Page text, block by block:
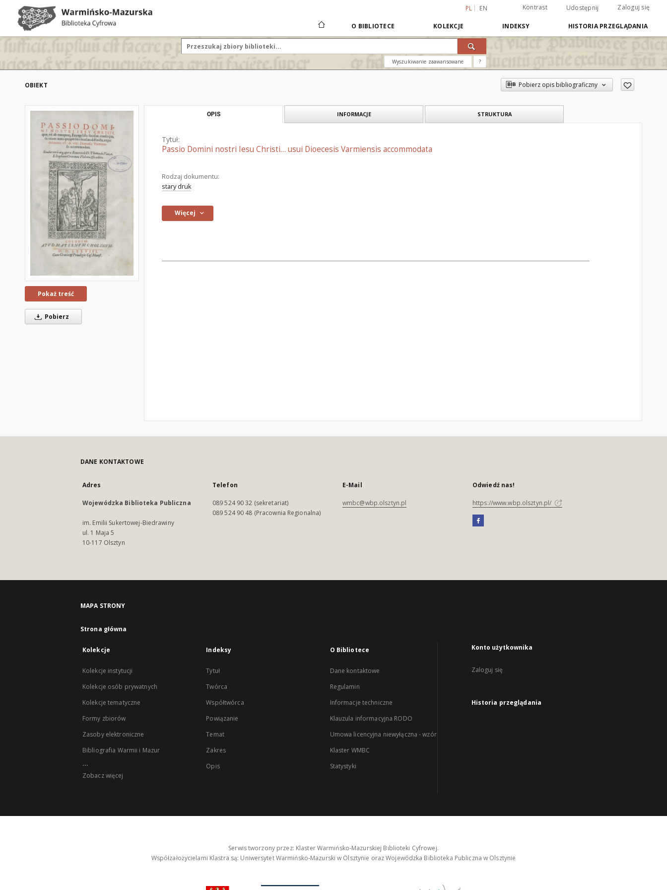
PL EN Kontrast Udostępnij Zaloguj się
O BIBLIOTECE KOLEKCJE INDEKSY HISTORIA PRZEGLĄDANIA
Wyszukiwanie zaawansowane ?
OBIEKT Pobierz opis bibliograficzny
Pokaż treść
Pobierz
OPIS INFORMACJE STRUKTURA
Tytuł:
Passio Domini nostri Iesu Christi… usui Dioecesis Varmiensis accommodata
Rodzaj dokumentu:
stary druk
Więcej
DANE KONTAKTOWE
Adres
Wojewódzka Biblioteka Publiczna
im. Emilii Sukertowej-Biedrawiny
ul. 1 Maja 5
10-117 Olsztyn
Telefon
089 524 90 32 (sekretariat)
089 524 90 48 (Pracownia Regionalna)
E-Mail
wmbc@wbp.olsztyn.pl
Odwiedź nas!
https://www.wbp.olsztyn.pl/
MAPA STRONY
Strona główna
Kolekcje
Kolekcje instytucji
Kolekcje osób prywatnych
Kolekcje tematyczne
Formy zbiorów
Zasoby elektroniczne
Bibliografia Warmii i Mazur
...
Zobacz więcej
Indeksy
Tytuł
Twórca
Współtwórca
Powiązanie
Temat
Zakres
Opis
O Bibliotece
Dane kontaktowe
Regulamin
Informacje techniczne
Klauzula informacyjna RODO
Umowa licencyjna niewyłączna - wzór
Klaster WMBC
Statystyki
Konto użytkownika
Zaloguj się
Historia przeglądania
Serwis tworzony przez: Klaster Warmińsko-Mazurskiej Biblioteki Cyfrowej.
Współzałożycielami Klastra są: Uniwersytet Warmińsko-Mazurski w Olsztynie oraz Wojewódzka Biblioteka Publiczna w Olsztynie